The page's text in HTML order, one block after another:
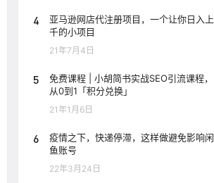
4
亚马逊网店代注册项目，一个让你日入上
千的小项目
21年7月4日
5
免费课程 | 小胡简书实战SEO引流课程，
从0到1「积分兑换」
21年1月6日
6
疫情之下，快递停滞，这样做避免影响闲
鱼账号
22年3月24日